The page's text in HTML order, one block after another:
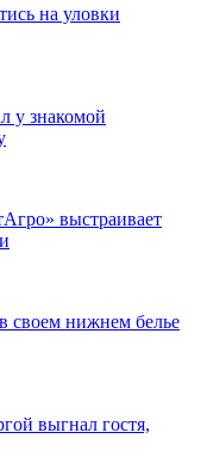
на уловки
у знакомой
выстраивает
своем нижнем белье
выгнал гостя,